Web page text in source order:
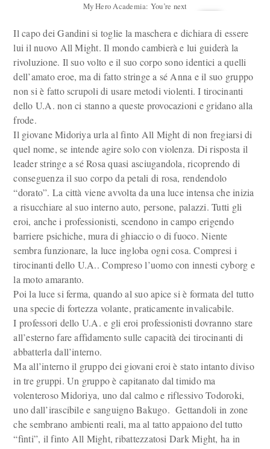
My Hero Academia: You’re next
Il capo dei Gandini si toglie la maschera e dichiara di essere
lui il nuovo All Might. Il mondo cambierà e lui guiderà la
rivoluzione. Il suo volto e il suo corpo sono identici a quelli
dell’amato eroe, ma di fatto stringe a sé Anna e il suo gruppo
non si è fatto scrupoli di usare metodi violenti. I tirocinanti
dello U.A. non ci stanno a queste provocazioni e gridano alla
frode.
Il giovane Midoriya urla al finto All Might di non fregiarsi di
quel nome, se intende agire solo con violenza. Di risposta il
leader stringe a sé Rosa quasi asciugandola, ricoprendo di
conseguenza il suo corpo da petali di rosa, rendendolo
“dorato”. La città viene avvolta da una luce intensa che inizia
a risucchiare al suo interno auto, persone, palazzi. Tutti gli
eroi, anche i professionisti, scendono in campo erigendo
barriere psichiche, mura di ghiaccio o di fuoco. Niente
sembra funzionare, la luce ingloba ogni cosa. Compresi i
tirocinanti dello U.A.. Compreso l’uomo con innesti cyborg e
la moto amaranto.
Poi la luce si ferma, quando al suo apice si è formata del tutto
una specie di fortezza volante, praticamente invalicabile.
I professori dello U.A. e gli eroi professionisti dovranno stare
all’esterno fare affidamento sulle capacità dei tirocinanti di
abbatterla dall’interno.
Ma all’interno il gruppo dei giovani eroi è stato intanto diviso
in tre gruppi. Un gruppo è capitanato dal timido ma
volenteroso Midoriya, uno dal calmo e riflessivo Todoroki,
uno dall’irascibile e sanguigno Bakugo. Gettandoli in zone
che sembrano ambienti reali, ma al tatto appaiono del tutto
“finti”, il finto All Might, ribattezzatosi Dark Might, ha in